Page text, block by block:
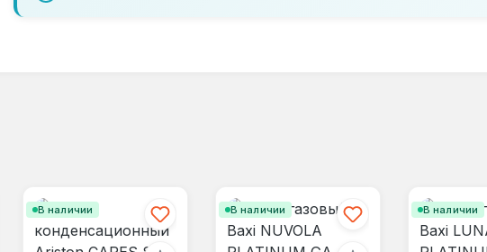
В наличии В наличии В наличии